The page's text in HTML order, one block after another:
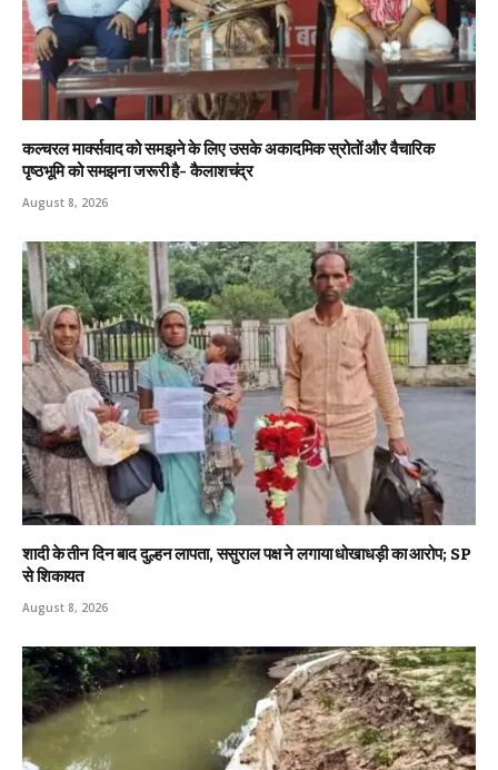
कल्चरल मार्क्सवाद को समझने के लिए उसके अकादमिक स्रोतों और वैचारिक
पृष्ठभूमि को समझना जरूरी है- कैलाशचंद्र
August 8, 2026
शादी के तीन दिन बाद दुल्हन लापता, ससुराल पक्ष ने लगाया धोखाधड़ी का आरोप; SP
से शिकायत
August 8, 2026